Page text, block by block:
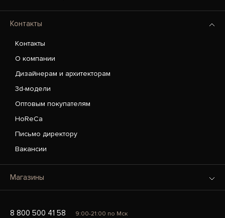
Контакты
Контакты
О компании
Дизайнерам и архитекторам
3d-модели
Оптовым покупателям
HoReCa
Письмо директору
Вакансии
Магазины
8 800 500 41 58 9:00-21:00 по Мск